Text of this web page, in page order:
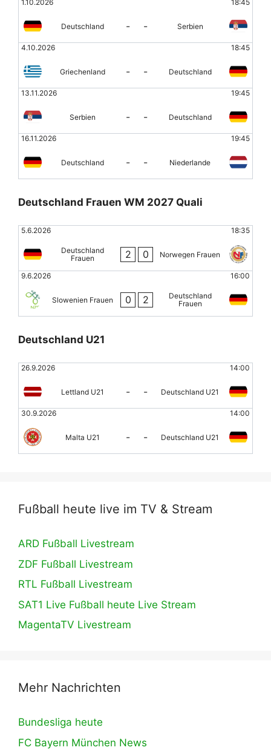
1.10.2026 18:45
Deutschland - - Serbien
4.10.2026 18:45
Griechenland - - Deutschland
13.11.2026 19:45
Serbien - - Deutschland
16.11.2026 19:45
Deutschland - - Niederlande
Deutschland Frauen WM 2027 Quali
5.6.2026 18:35
Deutschland
Frauen
2 0 Norwegen Frauen
9.6.2026 16:00
Slowenien Frauen 0 2
Deutschland
Frauen
Deutschland U21
26.9.2026 14:00
Lettland U21 - - Deutschland U21
30.9.2026 14:00
Malta U21 - - Deutschland U21
Fußball heute live im TV & Stream
ARD Fußball Livestream
ZDF Fußball Livestream
RTL Fußball Livestream
SAT1 Live Fußball heute Live Stream
MagentaTV Livestream
Mehr Nachrichten
Bundesliga heute
FC Bayern München News